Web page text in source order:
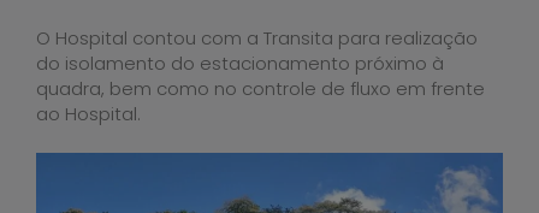
O Hospital contou com a Transita para realização
do isolamento do estacionamento próximo à
quadra, bem como no controle de fluxo em frente
ao Hospital.